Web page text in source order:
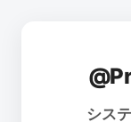
シス